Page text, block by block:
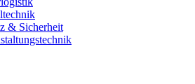
& Sicherheit